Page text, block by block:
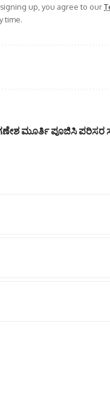
signing up, you agree to our
time.
ಮೂರ್ತಿ ಪೂಜಿಸಿ ಪರಿಸರ